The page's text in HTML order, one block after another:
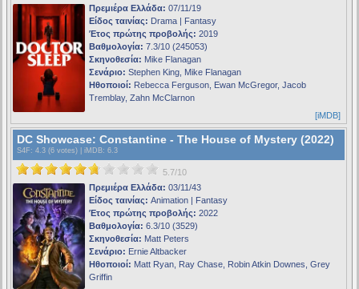
Πρεμιέρα Ελλάδα: 07/11/19
Είδος ταινίας: Drama | Fantasy
Έτος πρώτης προβολής: 2019
Βαθμολογία: 7.3/10 (245053)
Σκηνοθεσία: Mike Flanagan
Σενάριο: Stephen King, Mike Flanagan
Ηθοποιοί: Rebecca Ferguson, Ewan McGregor, Jacob
Tremblay, Zahn McClarnon
[iMDB]
DC Showcase: Constantine - The House of Mystery (2022)
S4F : 4.3 (6 votes) | iMDB: 6.3
5.7/10
Πρεμιέρα Ελλάδα: 03/11/43
Είδος ταινίας: Animation | Fantasy
Έτος πρώτης προβολής: 2022
Βαθμολογία: 6.3/10 (3529)
Σκηνοθεσία: Matt Peters
Σενάριο: Ernie Altbacker
Ηθοποιοί: Matt Ryan, Ray Chase, Robin Atkin Downes, Grey
Griffin